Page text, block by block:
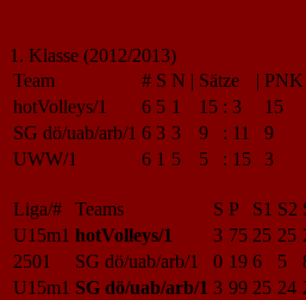
1. Klasse (2012/2013)
Team
# S N | Sätze | PNK
hotVolleys/1
6 5 1 15 : 3
15
SG dö/uab/arb/1 6 3 3 9 : 11
9
UWW/1
6 1 5 5 : 15 3
Liga/# Teams S P S1 S2
U15m1 hotVolleys/1 3 75 25 25
2501
SG dö/uab/arb/1 0 19 6 5
U15m1 SG dö/uab/arb/1 3 99 25 24